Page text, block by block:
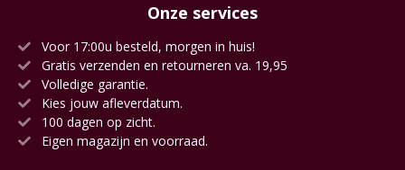
Onze services
Voor 17:00u besteld, morgen in huis!
Gratis verzenden en retourneren va. 19,95
Volledige garantie.
Kies jouw afleverdatum.
100 dagen op zicht.
Eigen magazijn en voorraad.